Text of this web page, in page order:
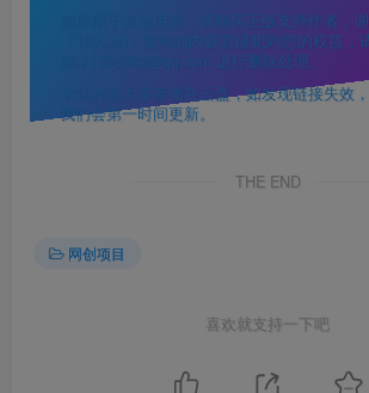
如果用于其他用途，请购买正版支持作者，
「16yc.cn」发布的内容若侵犯到您的权益，
箱:21306562@qq.com 进行删除处理。
本站资源大多存储在云盘，如发现链接失效
我们会第一时间更新。
THE END
网创项目
喜欢就支持一下吧